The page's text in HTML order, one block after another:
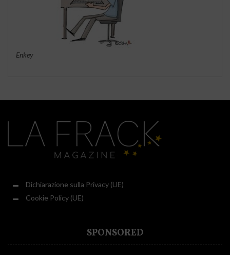
Enkey
Dichiarazione sulla Privacy (UE)
Cookie Policy (UE)
SPONSORED